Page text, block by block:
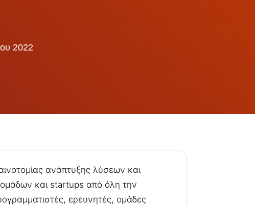
2022
ανάπτυξης λύσεων και
και startups από όλη την
ερευνητές, ομάδες